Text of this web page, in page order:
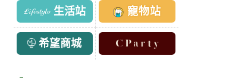
生活站 寵物站
希望商城